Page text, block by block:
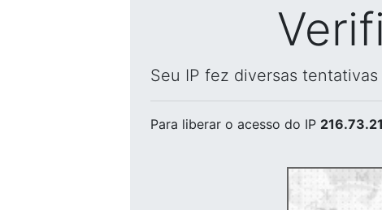
Seu IP fez diversas
Para liberar o acesso do IP